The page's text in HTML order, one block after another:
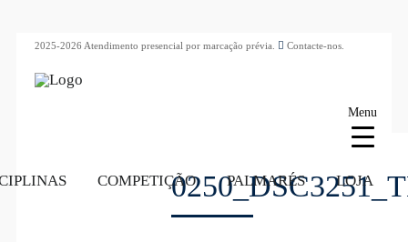
2025-2026 Atendimento presencial por marcação prévia. Contacte-nos.
COMPETIÇÃO PALMARÉS LOJA
Menu